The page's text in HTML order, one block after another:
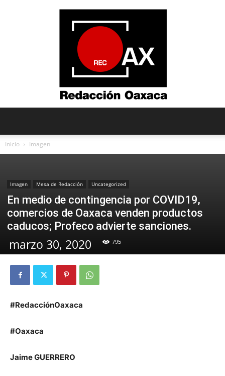
Inicio Imagen
Imagen Mesa de Redacción Uncategorized
En medio de contingencia por COVID19,
comercios de Oaxaca venden productos
caducos; Profeco advierte sanciones.
marzo 30, 2020 795
#RedacciónOaxaca
#Oaxaca
Jaime GUERRERO